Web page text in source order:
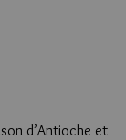
d’Antioche et